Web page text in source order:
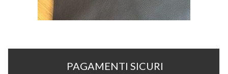
PAGAMENTI SICURI